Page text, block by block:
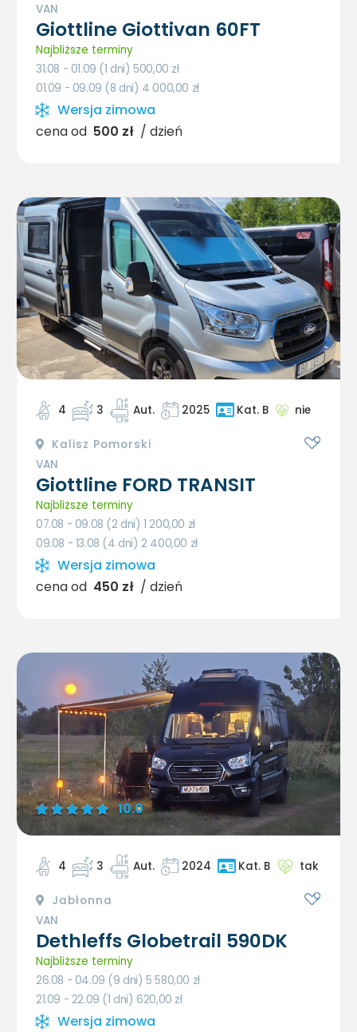
VAN
Giottline Giottivan 60FT
Najbliższe terminy
31.08 - 01.09 (1 dni) 500,00 zł
01.09 - 09.09 (8 dni) 4 000,00 zł
Wersja zimowa
cena od 500 zł / dzień
4 3 Aut. 2025 Kat. B nie
Kalisz Pomorski
VAN
Giottline FORD TRANSIT
Najbliższe terminy
07.08 - 09.08 (2 dni) 1 200,00 zł
09.08 - 13.08 (4 dni) 2 400,00 zł
Wersja zimowa
cena od 450 zł / dzień
10.0
4 3 Aut. 2024 Kat. B tak
Jabłonna
VAN
Dethleffs Globetrail 590DK
Najbliższe terminy
26.08 - 04.09 (9 dni) 5 580,00 zł
21.09 - 22.09 (1 dni) 620,00 zł
Wersja zimowa